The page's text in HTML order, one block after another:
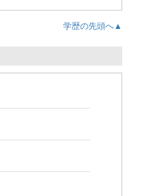
学歴の先頭へ▲